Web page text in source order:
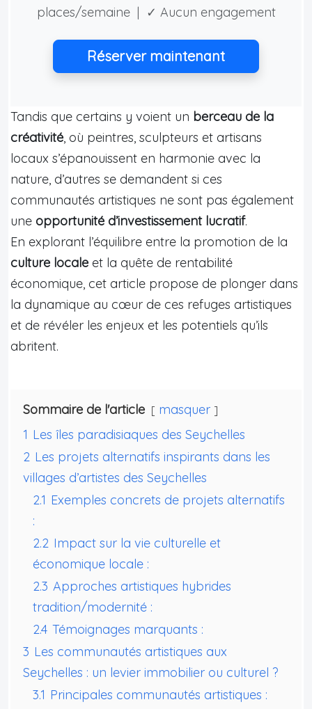
places/semaine | ✓ Aucun engagement
Réserver maintenant
Tandis que certains y voient un berceau de la
créativité, où peintres, sculpteurs et artisans
locaux s’épanouissent en harmonie avec la
nature, d’autres se demandent si ces
communautés artistiques ne sont pas également
une opportunité d’investissement lucratif.
En explorant l’équilibre entre la promotion de la
culture locale et la quête de rentabilité
économique, cet article propose de plonger dans
la dynamique au cœur de ces refuges artistiques
et de révéler les enjeux et les potentiels qu’ils
abritent.
Sommaire de l'article
masquer
1 Les îles paradisiaques des Seychelles
2 Les projets alternatifs inspirants dans les
villages d’artistes des Seychelles
2.1 Exemples concrets de projets alternatifs
:
2.2 Impact sur la vie culturelle et
économique locale :
2.3 Approches artistiques hybrides
tradition/modernité :
2.4 Témoignages marquants :
3 Les communautés artistiques aux
Seychelles : un levier immobilier ou culturel ?
3.1 Principales communautés artistiques :